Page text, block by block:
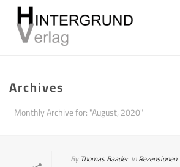
Archives
Monthly Archive for: "August, 2020"
By Thomas Baader InRezensionen